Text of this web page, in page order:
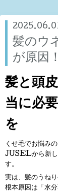
髪のウ
が原因！
髪と頭
当に必
を
くせ毛でお悩みの
JUSELから新し
す。
実は、髪のうね
根本原因は「水